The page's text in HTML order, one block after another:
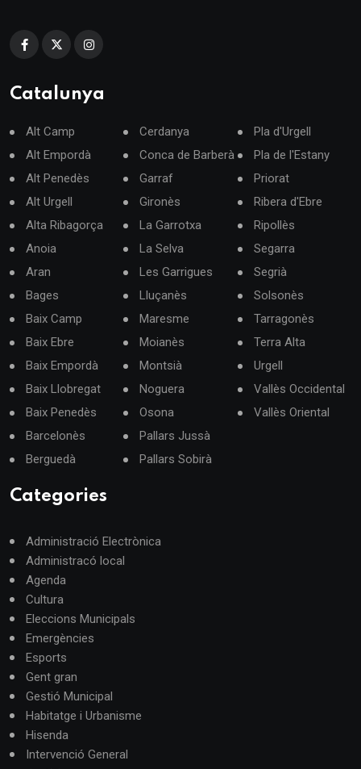
Catalunya
Alt Camp
Alt Empordà
Alt Penedès
Alt Urgell
Alta Ribagorça
Anoia
Aran
Bages
Baix Camp
Baix Ebre
Baix Empordà
Baix Llobregat
Baix Penedès
Barcelonès
Berguedà
Cerdanya
Conca de Barberà
Garraf
Gironès
La Garrotxa
La Selva
Les Garrigues
Lluçanès
Maresme
Moianès
Montsià
Noguera
Osona
Pallars Jussà
Pallars Sobirà
Pla d'Urgell
Pla de l'Estany
Priorat
Ribera d'Ebre
Ripollès
Segarra
Segrià
Solsonès
Tarragonès
Terra Alta
Urgell
Vallès Occidental
Vallès Oriental
Categories
Administració Electrònica
Administracó local
Agenda
Cultura
Eleccions Municipals
Emergències
Esports
Gent gran
Gestió Municipal
Habitatge i Urbanisme
Hisenda
Intervenció General